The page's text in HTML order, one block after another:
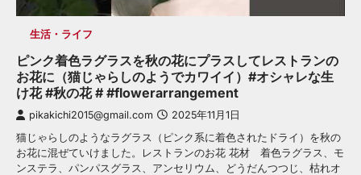
生活・ライフ
ピンク着色ラグラスを秋の花にプラスしてレストランの
お花に（猫じゃらしのようでカワイイ）#オシャレな生
け花 #秋の花 # #flowerarrangement
pikakichi2015@gmail.com 2025年11月1日
猫じゃらしのようなラグラス（ピンク系に着色されたドライ）を秋の
お花に混ぜていけました。レストランのお花 花材 着色ラグラス、モ
ンステラ、パンパスグラス、アンセリウム、どうだんつつじ、枯れオ